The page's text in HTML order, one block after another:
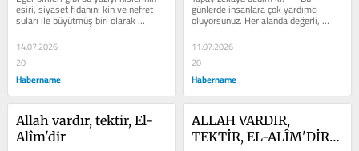
esiri, siyaset fidanını kin ve nefret
suları ile büyütmüş biri olarak
yazsaydım, makaleme şöyle...
14.07.2026
20
Habername
günlerde insanlara çok yardımcı
oluyorsunuz. Her alanda değerli,
kıymetli ve faydalı bilgiler veriyor,
yol...
11.07.2026
20
Habername
Allah vardır, tektir, El-
Alîm'dir
ALLAH VARDIR,
TEKTİR, EL-ALÎM'DİR…